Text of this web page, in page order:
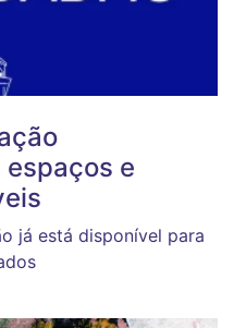
e
já está disponível para